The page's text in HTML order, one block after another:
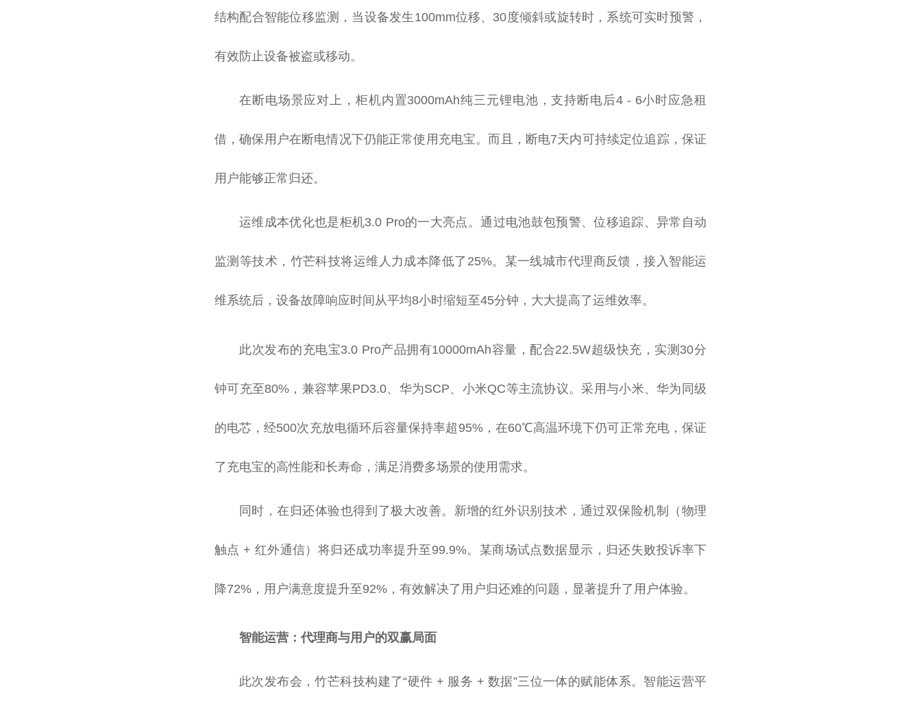
结构配合智能位移监测，当设备发生100mm位移、30度倾斜或旋转时，系统可实时预警，
有效防止设备被盗或移动。
在断电场景应对上，柜机内置3000mAh纯三元锂电池，支持断电后4 - 6小时应急租
借，确保用户在断电情况下仍能正常使用充电宝。而且，断电7天内可持续定位追踪，保证
用户能够正常归还。
运维成本优化也是柜机3.0 Pro的一大亮点。通过电池鼓包预警、位移追踪、异常自动
监测等技术，竹芒科技将运维人力成本降低了25%。某一线城市代理商反馈，接入智能运
维系统后，设备故障响应时间从平均8小时缩短至45分钟，大大提高了运维效率。
此次发布的充电宝3.0 Pro产品拥有10000mAh容量，配合22.5W超级快充，实测30分
钟可充至80%，兼容苹果PD3.0、华为SCP、小米QC等主流协议。采用与小米、华为同级
的电芯，经500次充放电循环后容量保持率超95%，在60℃高温环境下仍可正常充电，保证
了充电宝的高性能和长寿命，满足消费多场景的使用需求。
同时，在归还体验也得到了极大改善。新增的红外识别技术，通过双保险机制（物理
触点 + 红外通信）将归还成功率提升至99.9%。某商场试点数据显示，归还失败投诉率下
降72%，用户满意度提升至92%，有效解决了用户归还难的问题，显著提升了用户体验。
智能运营：代理商与用户的双赢局面
此次发布会，竹芒科技构建了“硬件 + 服务 + 数据”三位一体的赋能体系。智能运营平